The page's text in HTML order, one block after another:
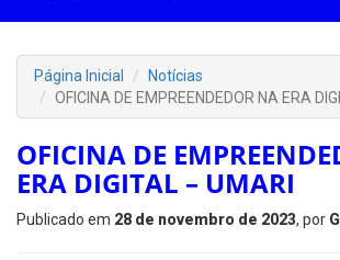
Página Inicial
Notícias
OFICINA DE EMPREENDEDOR NA ERA
OFICINA DE
ERA DIGITAL – UMARI
Publicado em 28 de novembro de 2023, por